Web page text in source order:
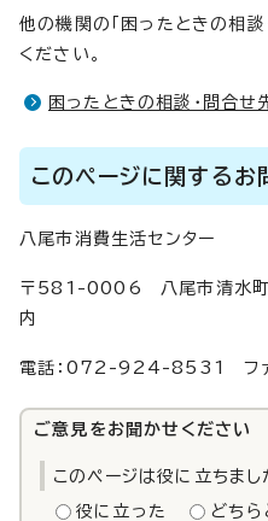
他の機関の「困ったときの相談
ください。
困ったときの相談・問合せ
このページに関するお
八尾市消費生活センター
〒581-0006 八尾市清水
内
電話：072-924-8531 フ
ご意見をお聞かせください
このページは役に立ちまし
役に立った どちら